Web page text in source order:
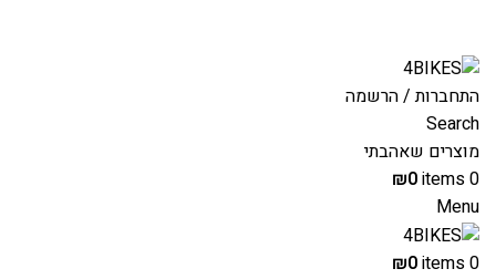
התחברות / הרשמה
Search
מוצרים שאהבתי
0
items
₪0
Menu
0
items
₪0